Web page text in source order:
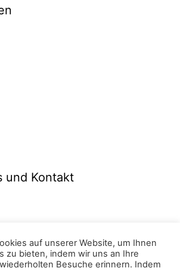
und Kontakt
auf unserer Website, um Ihnen
zu bieten, indem wir uns an Ihre
Besuche erinnern. Indem